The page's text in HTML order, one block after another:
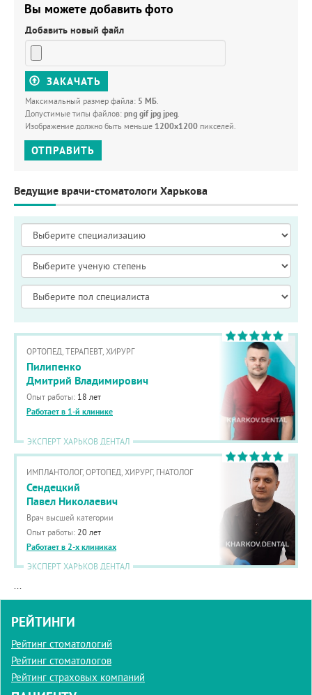
Вы можете добавить фото
Добавить новый файл
ЗАКАЧАТЬ
Максимальный размер файла: 5 МБ.
Допустимые типы файлов: png gif jpg jpeg.
Изображение должно быть меньше 1200x1200 пикселей.
ОТПРАВИТЬ
Ведущие врачи-стоматологи Харькова
ОРТОПЕД, ТЕРАПЕВТ, ХИРУРГ
Пилипенко
Дмитрий Владимирович
Опыт работы: 18 лет
Работает в 1-й клинике
ЭКСПЕРТ ХАРЬКОВ ДЕНТАЛ
ИМПЛАНТОЛОГ, ОРТОПЕД, ХИРУРГ, ГНАТОЛОГ
Сендецкий
Павел Николаевич
Врач высшей категории
Опыт работы: 20 лет
Работает в 2-х клиниках
ЭКСПЕРТ ХАРЬКОВ ДЕНТАЛ
...
РЕЙТИНГИ
Рейтинг стоматологий
Рейтинг стоматологов
Рейтинг страховых компаний